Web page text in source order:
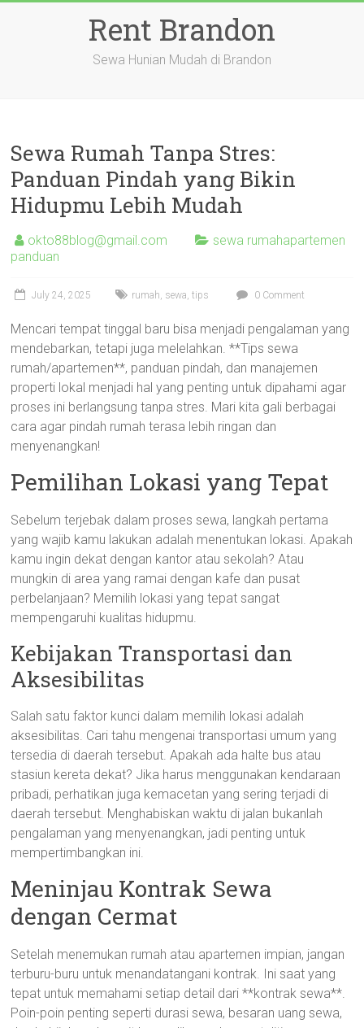
Rent Brandon
Sewa Hunian Mudah di Brandon
Sewa Rumah Tanpa Stres:
Panduan Pindah yang Bikin
Hidupmu Lebih Mudah
okto88blog@gmail.com
sewa rumahapartemen
panduan
July 24, 2025 rumah, sewa,tips 0 Comment
Mencari tempat tinggal baru bisa menjadi pengalaman yang
mendebarkan, tetapi juga melelahkan. **Tips sewa
rumah/apartemen**, panduan pindah, dan manajemen
properti lokal menjadi hal yang penting untuk dipahami agar
proses ini berlangsung tanpa stres. Mari kita gali berbagai
cara agar pindah rumah terasa lebih ringan dan
menyenangkan!
Pemilihan Lokasi yang Tepat
Sebelum terjebak dalam proses sewa, langkah pertama
yang wajib kamu lakukan adalah menentukan lokasi. Apakah
kamu ingin dekat dengan kantor atau sekolah? Atau
mungkin di area yang ramai dengan kafe dan pusat
perbelanjaan? Memilih lokasi yang tepat sangat
mempengaruhi kualitas hidupmu.
Kebijakan Transportasi dan
Aksesibilitas
Salah satu faktor kunci dalam memilih lokasi adalah
aksesibilitas. Cari tahu mengenai transportasi umum yang
tersedia di daerah tersebut. Apakah ada halte bus atau
stasiun kereta dekat? Jika harus menggunakan kendaraan
pribadi, perhatikan juga kemacetan yang sering terjadi di
daerah tersebut. Menghabiskan waktu di jalan bukanlah
pengalaman yang menyenangkan, jadi penting untuk
mempertimbangkan ini.
Meninjau Kontrak Sewa
dengan Cermat
Setelah menemukan rumah atau apartemen impian, jangan
terburu-buru untuk menandatangani kontrak. Ini saat yang
tepat untuk memahami setiap detail dari **kontrak sewa**.
Poin-poin penting seperti durasi sewa, besaran uang sewa,